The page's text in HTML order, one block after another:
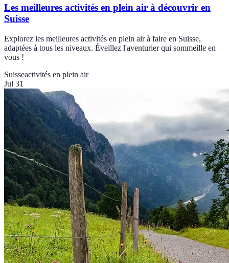
Les meilleures activités en plein air à découvrir en
Suisse
Explorez les meilleures activités en plein air à faire en Suisse,
adaptées à tous les niveaux. Éveillez l'aventurier qui sommeille en
vous !
Suisseactivités en plein air
Jul 31